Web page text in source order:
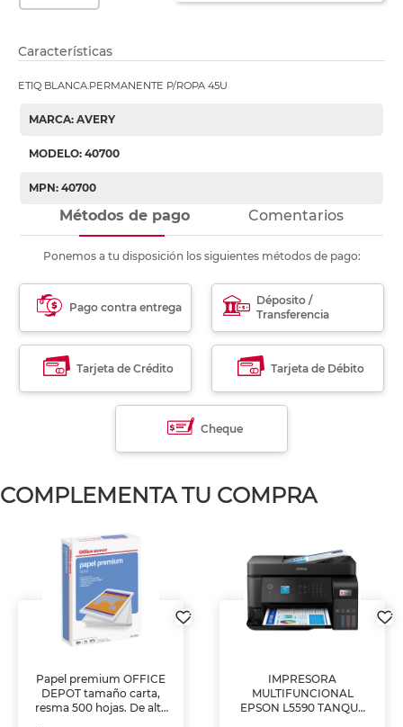
Características
ETIQ BLANCA.PERMANENTE P/ROPA 45U
MARCA: AVERY
MODELO: 40700
MPN: 40700
Métodos de pago Comentarios
Ponemos a tu disposición los siguientes métodos de pago:
Pago contra entrega
Déposito /
Transferencia
Tarjeta de Crédito Tarjeta de Débito
Cheque
COMPLEMENTA TU COMPRA
Papel premium OFFICE
DEPOT tamaño carta,
resma 500 hojas. De alta
IMPRESORA
MULTIFUNCIONAL
EPSON L5590 TANQUE